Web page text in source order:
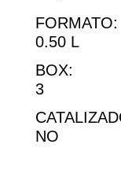
FORMATO:
0.50 L
BOX:
3
NO